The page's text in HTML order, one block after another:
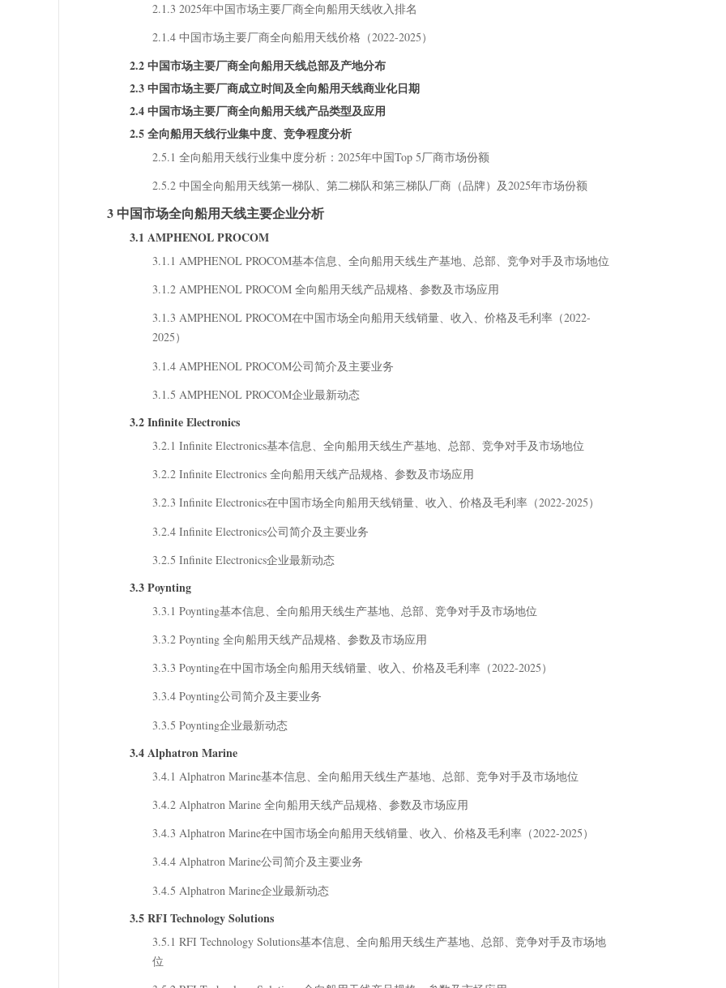
2.1.3 2025年中国市场主要厂商全向船用天线收入排名
2.1.4 中国市场主要厂商全向船用天线价格（2022-2025）
2.2 中国市场主要厂商全向船用天线总部及产地分布
2.3 中国市场主要厂商成立时间及全向船用天线商业化日期
2.4 中国市场主要厂商全向船用天线产品类型及应用
2.5 全向船用天线行业集中度、竞争程度分析
2.5.1 全向船用天线行业集中度分析：2025年中国Top 5厂商市场份额
2.5.2 中国全向船用天线第一梯队、第二梯队和第三梯队厂商（品牌）及2025年市场份额
3 中国市场全向船用天线主要企业分析
3.1 AMPHENOL PROCOM
3.1.1 AMPHENOL PROCOM基本信息、全向船用天线生产基地、总部、竞争对手及市场地位
3.1.2 AMPHENOL PROCOM 全向船用天线产品规格、参数及市场应用
3.1.3 AMPHENOL PROCOM在中国市场全向船用天线销量、收入、价格及毛利率（2022-
2025）
3.1.4 AMPHENOL PROCOM公司简介及主要业务
3.1.5 AMPHENOL PROCOM企业最新动态
3.2 Infinite Electronics
3.2.1 Infinite Electronics基本信息、全向船用天线生产基地、总部、竞争对手及市场地位
3.2.2 Infinite Electronics 全向船用天线产品规格、参数及市场应用
3.2.3 Infinite Electronics在中国市场全向船用天线销量、收入、价格及毛利率（2022-2025）
3.2.4 Infinite Electronics公司简介及主要业务
3.2.5 Infinite Electronics企业最新动态
3.3 Poynting
3.3.1 Poynting基本信息、全向船用天线生产基地、总部、竞争对手及市场地位
3.3.2 Poynting 全向船用天线产品规格、参数及市场应用
3.3.3 Poynting在中国市场全向船用天线销量、收入、价格及毛利率（2022-2025）
3.3.4 Poynting公司简介及主要业务
3.3.5 Poynting企业最新动态
3.4 Alphatron Marine
3.4.1 Alphatron Marine基本信息、全向船用天线生产基地、总部、竞争对手及市场地位
3.4.2 Alphatron Marine 全向船用天线产品规格、参数及市场应用
3.4.3 Alphatron Marine在中国市场全向船用天线销量、收入、价格及毛利率（2022-2025）
3.4.4 Alphatron Marine公司简介及主要业务
3.4.5 Alphatron Marine企业最新动态
3.5 RFI Technology Solutions
3.5.1 RFI Technology Solutions基本信息、全向船用天线生产基地、总部、竞争对手及市场地
位